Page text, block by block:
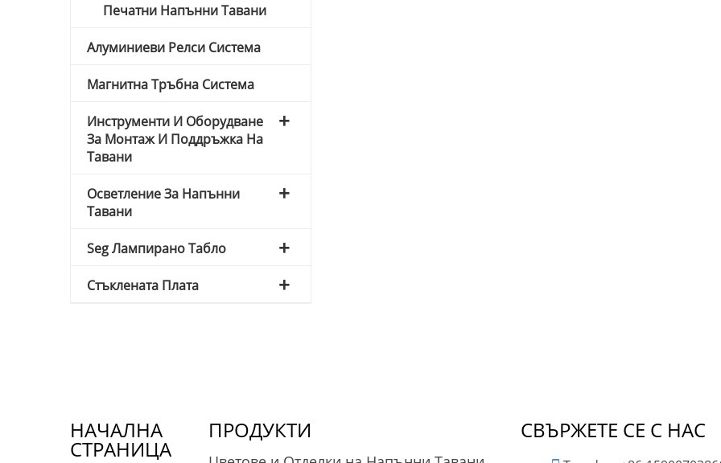
Печатни Напънни Тавани
Алуминиеви Релси Система
Магнитна Тръбна Система
Инструменти И Оборудване
За Монтаж И Поддръжка На
Тавани
Осветление За Напънни
Тавани
Seg Лампирано Табло
Стъклената Плата
НАЧАЛНА
СТРАНИЦА
ПРОДУКТИ СВЪРЖЕТЕ СЕ С НАС